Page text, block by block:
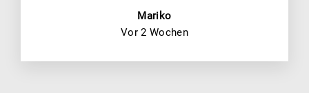
Mariko
Vor 2 Wochen